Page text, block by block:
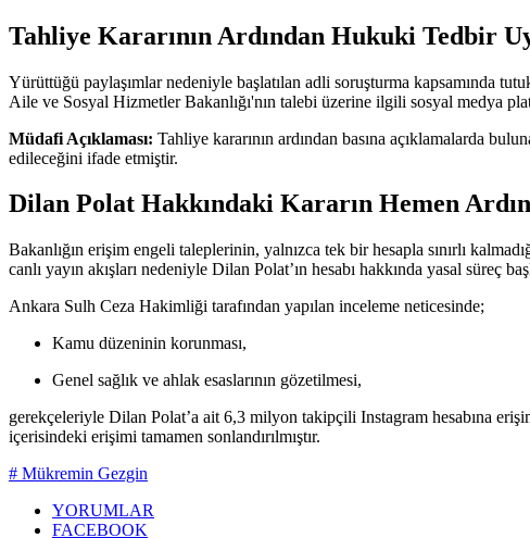
Tahliye Kararının Ardından Hukuki Tedbir
Yürüttüğü paylaşımlar nedeniyle başlatılan adli soruşturma kapsamında
Aile ve Sosyal Hizmetler Bakanlığı'nın talebi üzerine ilgili sosyal medya
Müdafi Açıklaması: Tahliye kararının ardından basına açıklamalarda
edileceğini ifade etmiştir.
Dilan Polat Hakkındaki Kararın Hemen
Bakanlığın erişim engeli taleplerinin, yalnızca tek bir hesapla sınırlı
canlı yayın akışları nedeniyle Dilan Polat’ın hesabı hakkında yasal süreç
Ankara Sulh Ceza Hakimliği tarafından yapılan inceleme neticesinde;
Kamu düzeninin korunması,
Genel sağlık ve ahlak esaslarının gözetilmesi,
gerekçeleriyle Dilan Polat’a ait 6,3 milyon takipçili Instagram hesabına
içerisindeki erişimi tamamen sonlandırılmıştır.
# Mükremin Gezgin
YORUMLAR
FACEBOOK